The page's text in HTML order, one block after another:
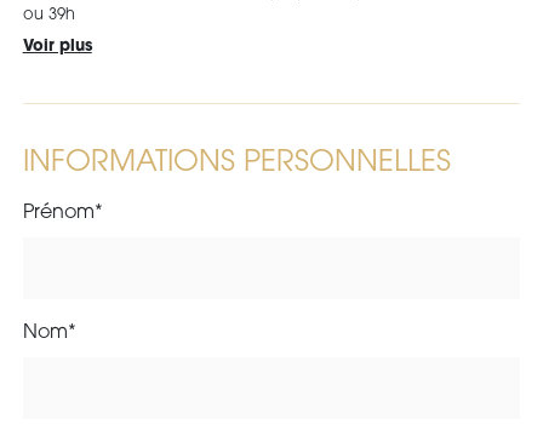
ou 39h
Voir plus
INFORMATIONS PERSONNELLES
Prénom*
Nom*